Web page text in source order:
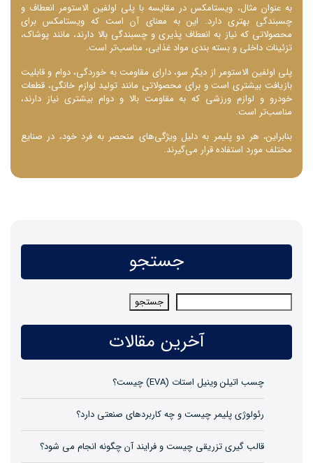
به عنوان مثال، ویستامکس در مقایسه با پلی اولفین الاستومر انعطاف و
چسبندگی بهتری دارد. این به معنای آن است که ویستامکس برای
محصولاتی که نیاز به انعطاف ‌پذیری و چسبندگی بالا دارند، مانند پوشاک،
تزئینات داخلی و بسته‌ بندی مواد غذایی، مناسب‌تر است.
پلی اولفین الاستومر از دیگر سو، دارای مقاومت به خوردگی، دوام و قابلیت
بازیافت بیشتری است و برای محصولاتی مانند تولید لوازم خانگی، قطعات
خودرو و لوازم ورزشی که به مقاومت بالا و دوام بیشتری نیاز دارند،
مناسب‌تر است.
بنابراین، هر دو پلیمر به دلیل ویژگی‌های منحصر به فرد خود، در صنایع
مختلف مورد استفاده قرار می‌گیرند.
جستجو
جستجو جستجو
آخرین مقالات
چسب اتیلن وینیل استات (EVA) چیست؟
رئولوژی پلیمر چیست و چه کاربردهای صنعتی دارد؟
قالب گیری تزریقی چیست و فرایند آن چگونه انجام می شود؟